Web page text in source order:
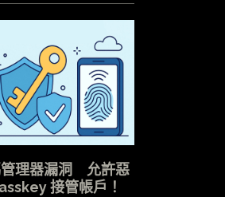
理器漏洞 允許惡
接管帳戶！